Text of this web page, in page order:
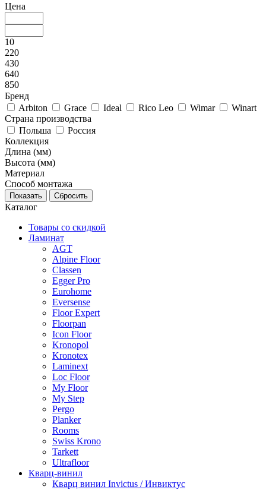
Цена
10
220
430
640
850
Бренд
Arbiton
Grace Ideal Rico Leo Wimar
Winart
Страна производства
Польша
Россия
Коллекция
Длина (мм)
Высота (мм)
Материал
Способ монтажа
Каталог
Товары со скидкой
Ламинат
AGT
Alpine Floor
Classen
Egger Pro
Eurohome
Eversense
Floor Expert
Floorpan
Icon Floor
Kronopol
Kronotex
Laminext
Loc Floor
My Floor
My Step
Pergo
Planker
Rooms
Swiss Krono
Tarkett
Ultrafloor
Кварц-винил
Кварц винил Invictus / Инвиктус